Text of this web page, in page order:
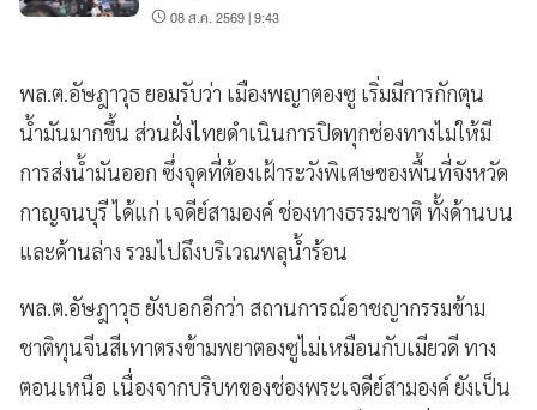
08 ส.ค. 2569 | 9:43
พล.ต.อัษฎาวุธ ยอมรับว่า เมืองพญาตองซู เริ่มมีการกักตุน
น้ำมันมากขึ้น ส่วนฝั่งไทยดำเนินการปิดทุกช่องทางไม่ให้มี
การส่งน้ำมันออก ซึ่งจุดที่ต้องเฝ้าระวังพิเศษของพื้นที่จังหวัด
กาญจนบุรี ได้แก่ เจดีย์สามองค์ ช่องทางธรรมชาติ ทั้งด้านบน
และด้านล่าง รวมไปถึงบริเวณพลุน้ำร้อน
พล.ต.อัษฎาวุธ ยังบอกอีกว่า สถานการณ์อาชญากรรมข้าม
ชาติทุนจีนสีเทาตรงข้ามพยาตองซูไม่เหมือนกับเมียวดี ทาง
ตอนเหนือ เนื่องจากบริบทของช่องพระเจดีย์สามองค์ ยังเป็น